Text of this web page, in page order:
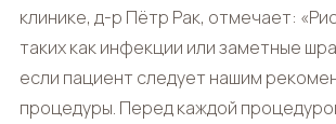
клинике, д-р Пётр Рак, отмечает:
таких как инфекции или заметные
если пациент следует нашим
процедуры. Перед каждой